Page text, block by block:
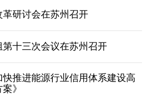
革研讨会在苏州召开
第十三次会议在苏州召开
推进能源行业信用体系建设高
》